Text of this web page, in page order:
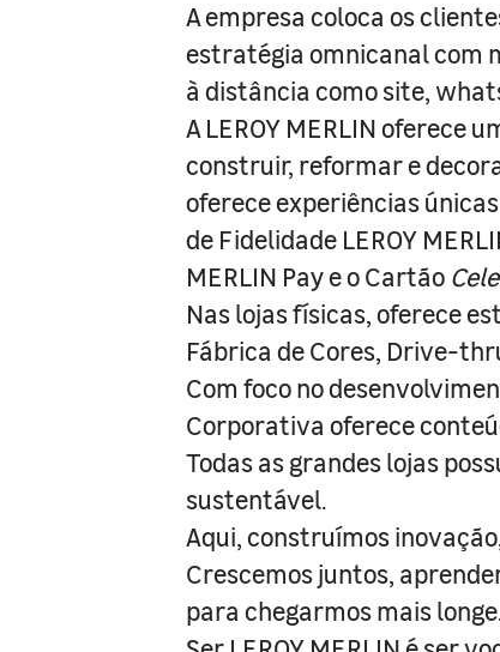
A empresa coloca os
estratégia omnicanal com
à distância como site,
A LEROY MERLIN oferece
construir, reformar e
oferece experiências
de Fidelidade LEROY
MERLIN Pay e o Cartão
Nas lojas físicas, oferece
Fábrica de Cores, Drive-
Com foco no
Corporativa oferece
Todas as grandes lojas
sustentável.
Aqui, construímos
Crescemos juntos,
para chegarmos mais